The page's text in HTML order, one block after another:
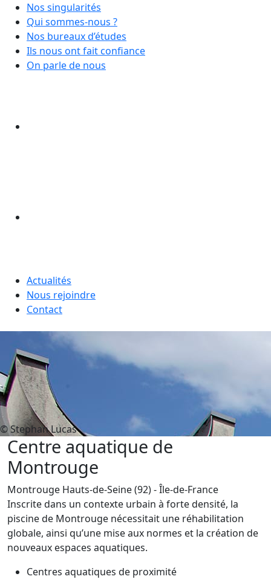
Nos singularités
Qui sommes-nous ?
Nos bureaux d’études
Ils nous ont fait confiance
On parle de nous
Actualités
Nous rejoindre
Contact
© Stephan Lucas
Centre aquatique de
Montrouge
Montrouge Hauts-de-Seine (92)- Île-de-France
Inscrite dans un contexte urbain à forte densité, la
piscine de Montrouge nécessitait une réhabilitation
globale, ainsi qu’une mise aux normes et la création de
nouveaux espaces aquatiques.
Centres aquatiques de proximité